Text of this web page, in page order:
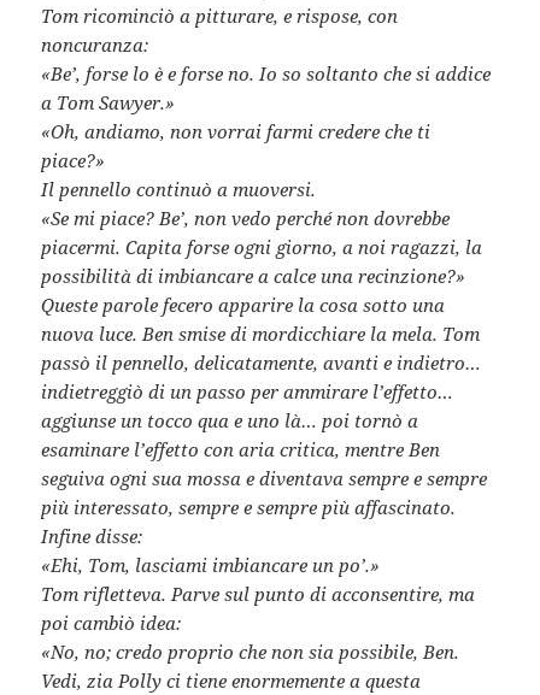
Tom ricominciò a pitturare, e rispose, con
noncuranza:
«Be’, forse lo è e forse no. Io so soltanto che si addice
a Tom Sawyer.»
«Oh, andiamo, non vorrai farmi credere che ti
piace?»
Il pennello continuò a muoversi.
«Se mi piace? Be’, non vedo perché non dovrebbe
piacermi. Capita forse ogni giorno, a noi ragazzi, la
possibilità di imbiancare a calce una recinzione?»
Queste parole fecero apparire la cosa sotto una
nuova luce. Ben smise di mordicchiare la mela. Tom
passò il pennello, delicatamente, avanti e indietro…
indietreggiò di un passo per ammirare l’effetto…
aggiunse un tocco qua e uno là… poi tornò a
esaminare l’effetto con aria critica, mentre Ben
seguiva ogni sua mossa e diventava sempre e sempre
più interessato, sempre e sempre più affascinato.
Infine disse:
«Ehi, Tom, lasciami imbiancare un po’.»
Tom rifletteva. Parve sul punto di acconsentire, ma
poi cambiò idea:
«No, no; credo proprio che non sia possibile, Ben.
Vedi, zia Polly ci tiene enormemente a questa